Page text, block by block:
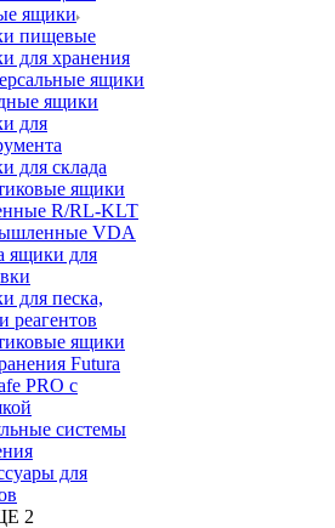
ящики
пищевые
для хранения
ящики
ящики
для
для склада
ящики
R/RL-KLT
VDA
ящики для
для песка,
реагентов
ящики
Futura
PRO с
системы
для
2